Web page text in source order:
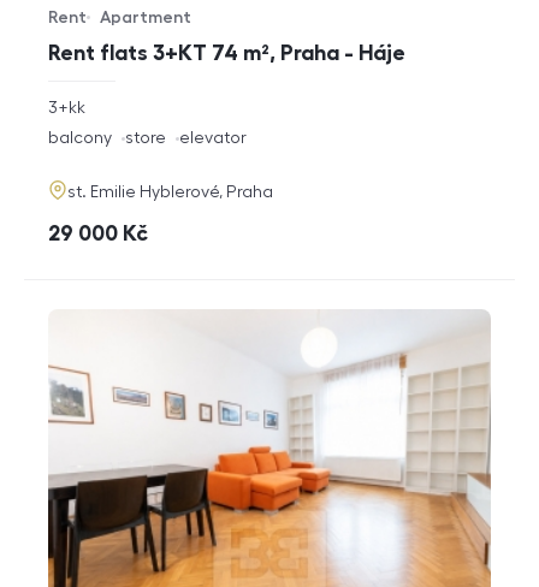
Rent flats 3+KT 74 m², Praha - Háje
Offer type
Rent
Property type
Apartment
rozměry
3+kk
funkce
balcony store elevator
adresa
st. Emilie Hyblerové, Praha
cena
29 000 Kč